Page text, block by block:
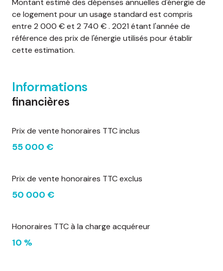
Montant estimé des dépenses annuelles d'énergie de
ce logement pour un usage standard est compris
entre 2 000 € et 2 740 € . 2021 étant l'année de
référence des prix de l'énergie utilisés pour établir
cette estimation.
Informations
financières
Prix de vente honoraires TTC inclus
55 000 €
Prix de vente honoraires TTC exclus
50 000 €
Honoraires TTC à la charge acquéreur
10 %